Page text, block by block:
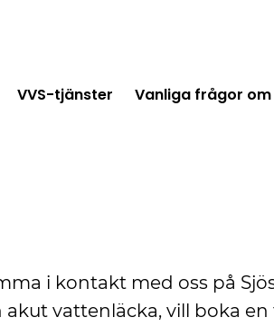
VVS-tjänster Vanliga frågor om
i kontakt med oss på
akut vattenläcka, vill boka